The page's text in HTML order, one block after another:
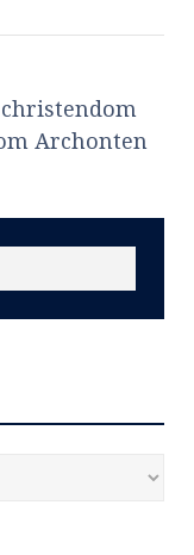
Archonten